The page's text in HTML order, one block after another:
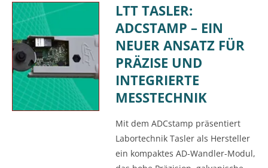
LTT TASLER:
ADCSTAMP – EIN
NEUER ANSATZ FÜR
PRÄZISE UND
INTEGRIERTE
MESSTECHNIK
Mit dem ADCstamp präsentiert
Labortechnik Tasler als Hersteller
ein kompaktes AD-Wandler-Modul,